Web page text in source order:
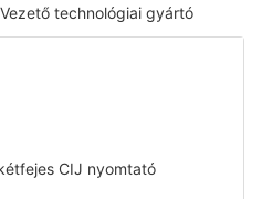
Vezető technológiai gyártó